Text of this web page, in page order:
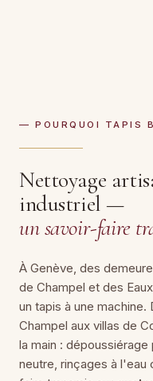
— POURQUOI TAPIS
Nettoyage
industriel —
un savoir-faire
À Genève, des
de Champel et des
un tapis à une
Champel aux villas de
la main : dépoussiérage
neutre, rinçages à l'eau